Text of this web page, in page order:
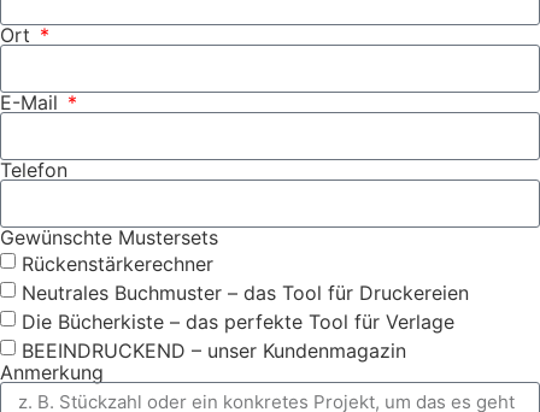
Ort
E-Mail
Telefon
Gewünschte Mustersets
Rückenstärkerechner
Neutrales Buchmuster – das Tool für Druckereien
Die Bücherkiste – das perfekte Tool für Verlage
BEEINDRUCKEND – unser Kundenmagazin
Anmerkung